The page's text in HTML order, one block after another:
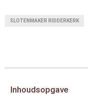
SLOTENMAKER RIDDERKERK
Inhoudsopgave